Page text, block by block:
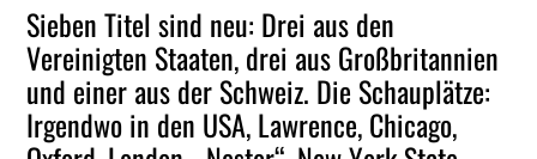
Sieben Titel sind neu: Drei aus den
Vereinigten Staaten, drei aus Großbritannien
und einer aus der Schweiz. Die Schauplätze:
Irgendwo in den USA, Lawrence, Chicago,